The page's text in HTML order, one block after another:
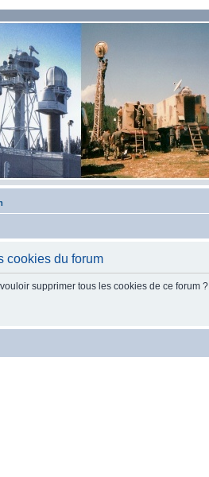
cookies du forum
supprimer tous les cookies de ce forum ?